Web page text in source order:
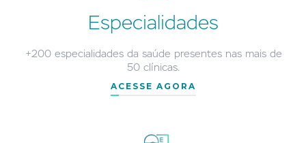
Especialidades
+200 especialidades da saúde presentes nas mais de
50 clínicas.
ACESSE AGORA